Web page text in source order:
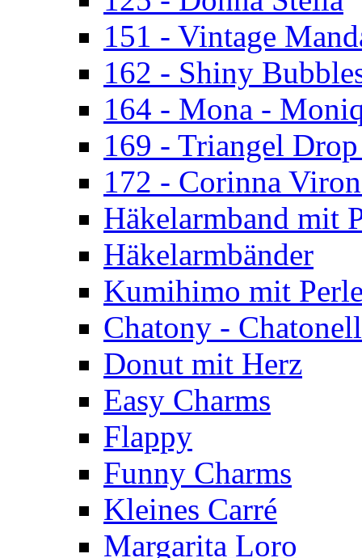
151 - Vintage
162 - Shiny
164 - Mona -
169 - Triangel Drop
172 - Corinna
Häkelarmband mit
Häkelarmbänder
Kumihimo mit
Chatony -
Donut mit Herz
Easy Charms
Flappy
Funny Charms
Kleines Carré
Margarita Loro